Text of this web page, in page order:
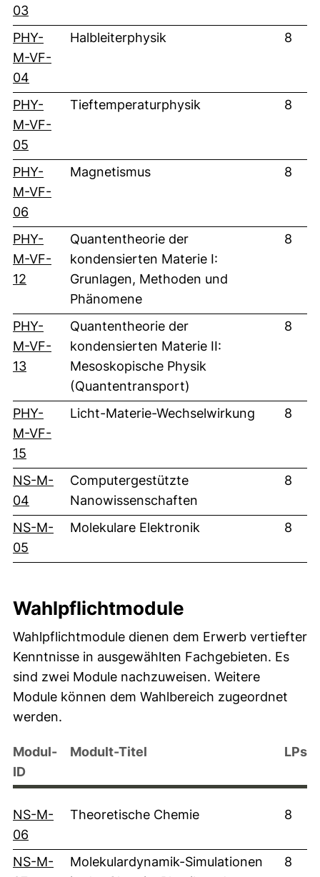
03(externer Link, öffnet neues Fenster)
PHY-
M-VF-
04
Halbleiterphysik 8
PHY-
M-VF-
05
Tieftemperaturphysik 8
PHY-
M-VF-
06
Magnetismus 8
PHY-
M-VF-
12 (externer Link, öffnet neues Fenster)
Quantentheorie der
kondensierten Materie I:
Grunlagen, Methoden und
Phänomene
8
PHY-
M-VF-
13(externer Link, öffnet neues Fenster)
Quantentheorie der
kondensierten Materie II:
Mesoskopische Physik
(Quantentransport)
8
PHY-
M-VF-
15
Licht-Materie-Wechselwirkung 8
NS-M-
04 (externer Link, öffnet neues Fenster)
Computergestützte
Nanowissenschaften
8
NS-M-
05
Molekulare Elektronik 8
Wahlpflichtmodule
Wahlpflichtmodule dienen dem Erwerb vertiefter
Kenntnisse in ausgewählten Fachgebieten. Es
sind zwei Module nachzuweisen. Weitere
Module können dem Wahlbereich zugeordnet
werden.
Modul-
ID
Modult-Titel LPs
NS-M-
06
Theoretische Chemie 8
NS-M-
Molekulardynamik-Simulationen
8